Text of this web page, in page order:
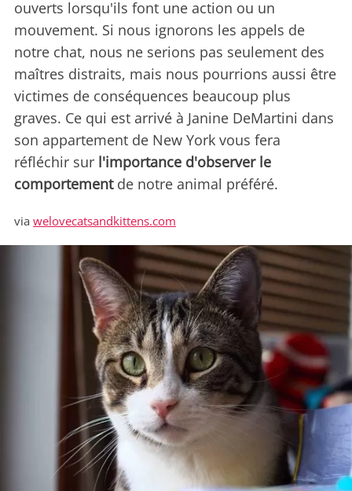
ouverts lorsqu'ils font une action ou un
mouvement. Si nous ignorons les appels de
notre chat, nous ne serions pas seulement des
maîtres distraits, mais nous pourrions aussi être
victimes de conséquences beaucoup plus
graves. Ce qui est arrivé à Janine DeMartini dans
son appartement de New York vous fera
réfléchir sur l'importance d'observer le
comportementde notre animal préféré.
via welovecatsandkittens.com